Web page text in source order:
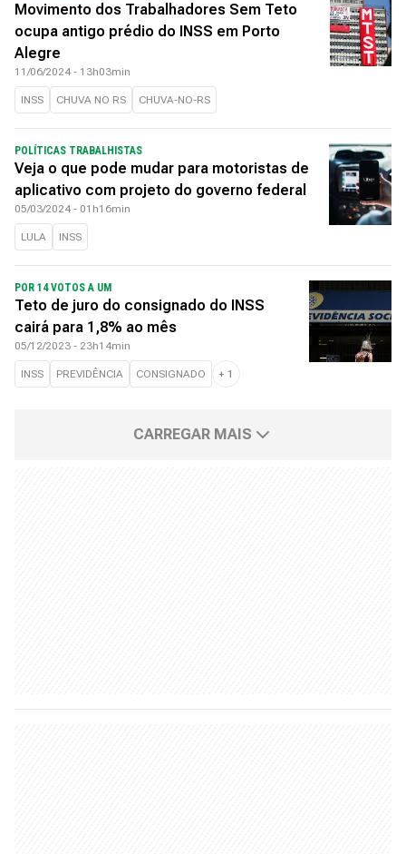
Movimento dos Trabalhadores Sem Teto
ocupa antigo prédio do INSS em Porto
Alegre
11/06/2024 - 13h03min
INSS CHUVA NO RS CHUVA-NO-RS
POLÍTICAS TRABALHISTAS
Veja o que pode mudar para motoristas de
aplicativo com projeto do governo federal
05/03/2024 - 01h16min
LULA INSS
POR 14 VOTOS A UM
Teto de juro do consignado do INSS
cairá para 1,8% ao mês
05/12/2023 - 23h14min
INSS PREVIDÊNCIA CONSIGNADO + 1
CARREGAR MAIS